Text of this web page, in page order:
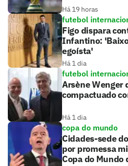
Há 19 horas
futebol
Figo dispara
Infantino:
egoísta'
Há 1 dia
futebol
Arsène Wenger
compactuado
Há 1 dia
copa do mundo
Cidades-sede
por promessa
Copa do Mundo